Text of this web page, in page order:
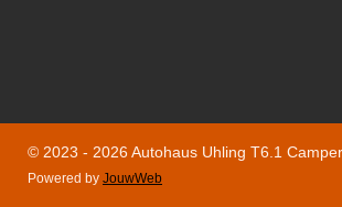
© 2023 - 2026 Autohaus Uhling T6.1
Powered by JouwWeb